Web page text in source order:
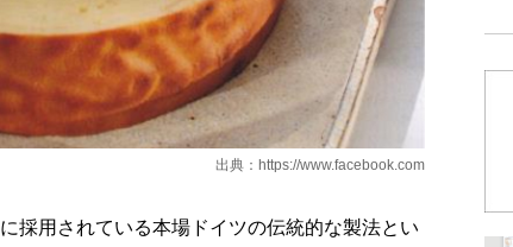
出典： https://www.facebook.com
採用されている本場ドイツの伝統的な製法とい